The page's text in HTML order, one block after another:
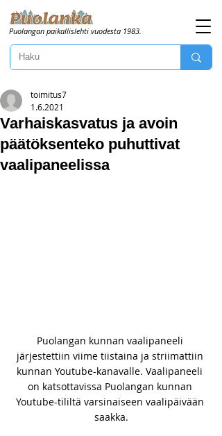
Puolangan paikallislehti vuodesta 1983.
Varhaiskasvatus ja avoin
päätöksenteko puhuttivat
vaalipaneelissa
toimitus7
1.6.2021
Puolangan kunnan vaalipaneeli
järjestettiin viime tiistaina ja striimattiin
kunnan Youtube-kanavalle. Vaalipaneeli
on katsottavissa Puolangan kunnan
Youtube-tililtä varsinaiseen vaalipäivään
saakka.